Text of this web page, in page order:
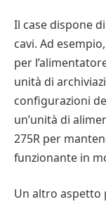
Il case dispone
cavi. Ad
per
unità di
configurazioni
un’unità di
275R per
funzionante in
Un altro aspetto